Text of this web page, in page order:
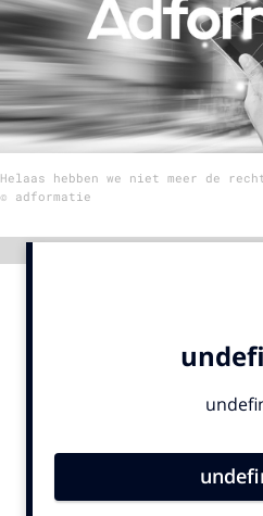
Menu
Home
9 sept: GenAI-training
12 nov: MarketingLive!
Adverteren
Events
Carriere
Helaas hebben we niet meer de
© adformatie